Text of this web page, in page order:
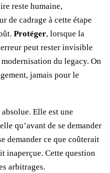
reste humaine,
de cadrage à cette étape
Protéger, lorsque la
peut rester invisible
du legacy. On
jamais pour le
Elle est une
qu’avant de se demander
demander ce que coûterait
inaperçue. Cette question
arbitrages.